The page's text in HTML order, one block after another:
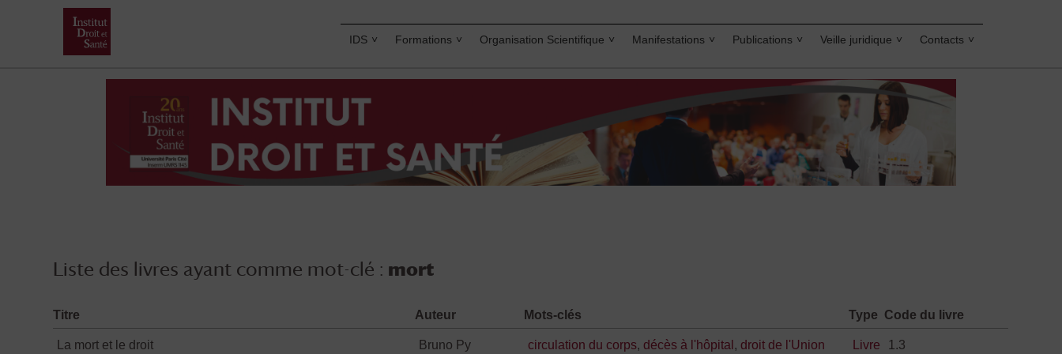
IDS Formations Organisation Scientifique Manifestations Publications Veille juridique Contacts
Liste des livres ayant comme mot-clé : mort
Titre Auteur Mots-clés Type Code du livre
La mort et le droit Bruno Py circulation du corps, décès à l'hôpital , droit de l'Union
Livre 1.3